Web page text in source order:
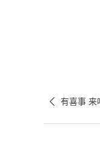
 有喜事 来